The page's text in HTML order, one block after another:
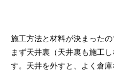
施工方法と材料が決まったの
まず天井裏（天井裏も施工
す。天井を外すと、よく倉